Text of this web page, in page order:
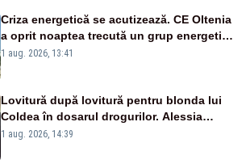
Criza energetică se acutizează. CE Oltenia
a oprit noaptea trecută un grup energetic
de la Rovinari
1 aug. 2026, 13:41
Lovitură după lovitură pentru blonda lui
Coldea în dosarul drogurilor. Alessia
Păcuraru explică decizia magistraților
1 aug. 2026, 14:39